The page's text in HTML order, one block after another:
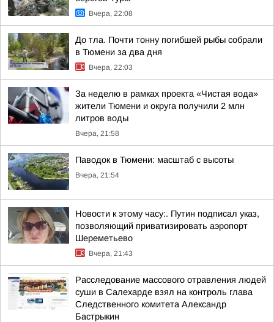
Вчера, 22:08
До тла. Почти тонну погибшей рыбы собрали
в Тюмени за два дня
Вчера, 22:03
За неделю в рамках проекта «Чистая вода»
жители Тюмени и округа получили 2 млн
литров воды
Вчера, 21:58
Паводок в Тюмени: масштаб с высоты
Вчера, 21:54
Новости к этому часу:. Путин подписал указ,
позволяющий приватизировать аэропорт
Шереметьево
Вчера, 21:43
Расследование массового отравления людей
суши в Салехарде взял на контроль глава
Следственного комитета Александр
Бастрыкин